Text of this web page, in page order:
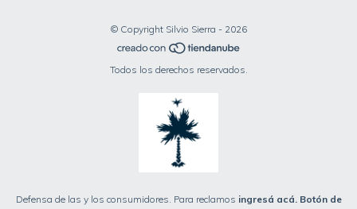
© Copyright Silvio Sierra - 2026
Todos los derechos reservados.
Defensa de las y los consumidores. Para reclamos ingresá acá. Botón de